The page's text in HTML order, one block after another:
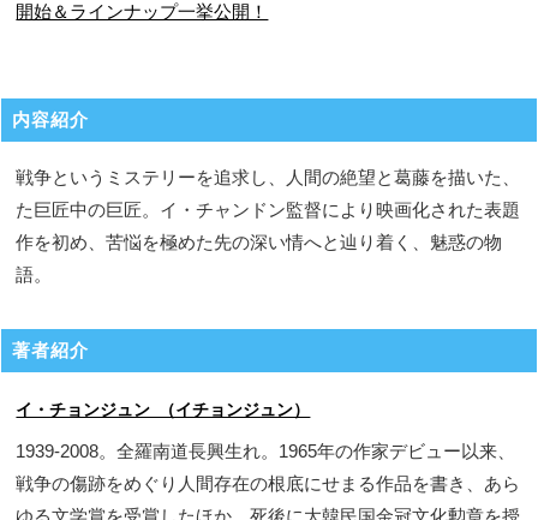
開始＆ラインナップ一挙公開！
内容紹介
戦争というミステリーを追求し、人間の絶望と葛藤を描いた、
た巨匠中の巨匠。イ・チャンドン監督により映画化された表題
作を初め、苦悩を極めた先の深い情へと辿り着く、魅惑の物
語。
著者紹介
イ・チョンジュン （イチョンジュン）
1939-2008。全羅南道長興生れ。1965年の作家デビュー以来、
戦争の傷跡をめぐり人間存在の根底にせまる作品を書き、あら